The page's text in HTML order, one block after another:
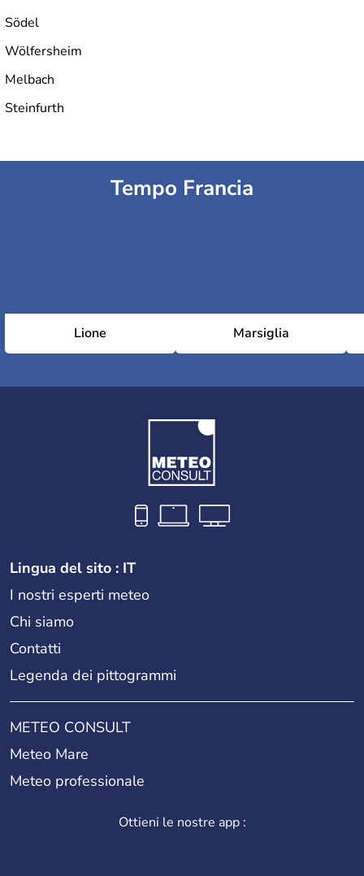
Södel
Wölfersheim
Melbach
Steinfurth
Tempo Francia
Lione Marsiglia
Lingua del sito : IT
I nostri esperti meteo
Chi siamo
Contatti
Legenda dei pittogrammi
METEO CONSULT
Meteo Mare
Meteo professionale
Ottieni le nostre app :